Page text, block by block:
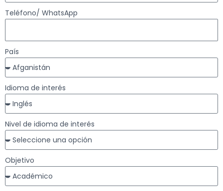
Teléfono/ WhatsApp
País
Idioma de interés
Nivel de idioma de interés
Objetivo